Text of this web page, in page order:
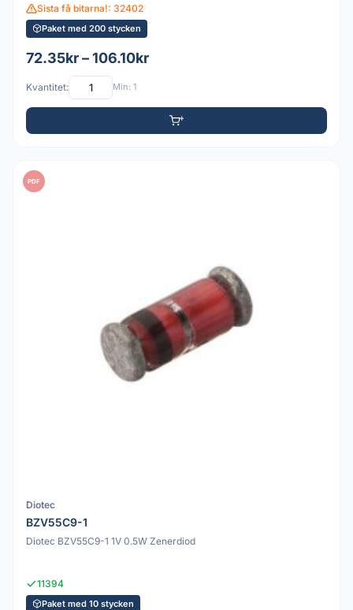
Sista få bitarna!: 32402
Paket med 200 stycken
72.35kr – 106.10kr
Kvantitet: Min: 1
PDF
Diotec
BZV55C9-1
Diotec BZV55C9-1 1V 0.5W Zenerdiod
11394
Paket med 10 stycken